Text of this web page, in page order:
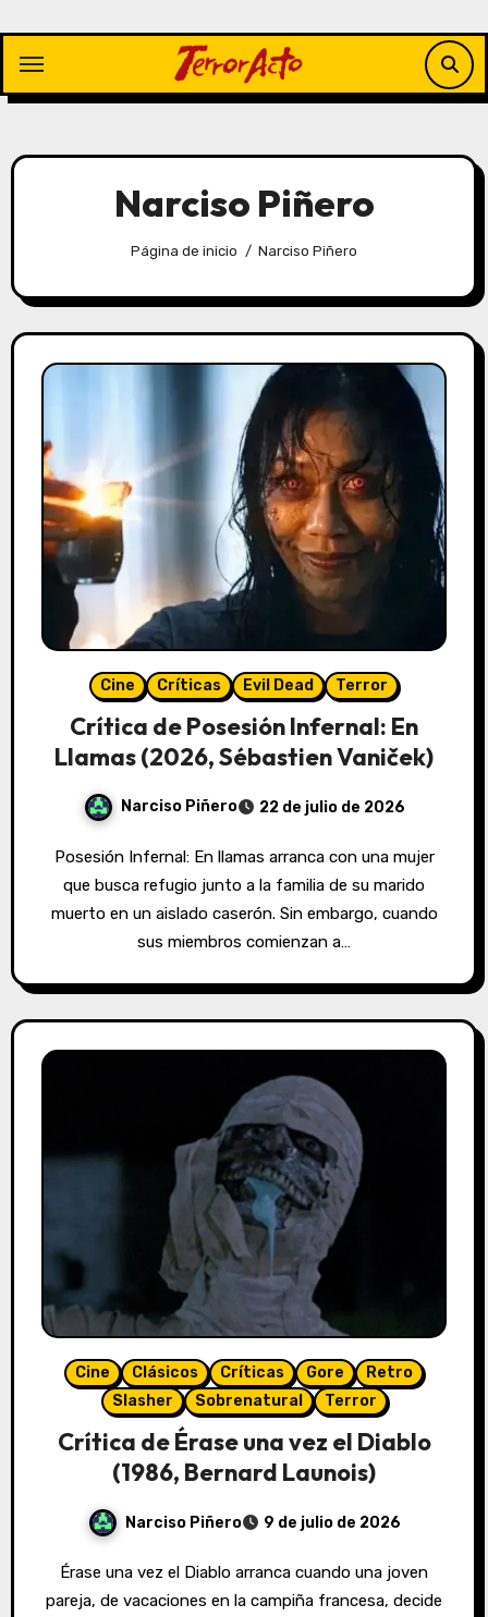
contenido
Narciso Piñero
Página de inicio Narciso Piñero
Cine Críticas Evil Dead Terror
Crítica de Posesión Infernal: En
Llamas (2026, Sébastien Vaniček)
Narciso Piñero 22 de julio de 2026
Posesión Infernal: En llamas arranca con una mujer
que busca refugio junto a la familia de su marido
muerto en un aislado caserón. Sin embargo, cuando
sus miembros comienzan a…
Cine Clásicos Críticas Gore
Retro
Slasher
Sobrenatural Terror
Crítica de Érase una vez el Diablo
(1986, Bernard Launois)
Narciso Piñero 9 de julio de 2026
Érase una vez el Diablo arranca cuando una joven
pareja, de vacaciones en la campiña francesa, decide